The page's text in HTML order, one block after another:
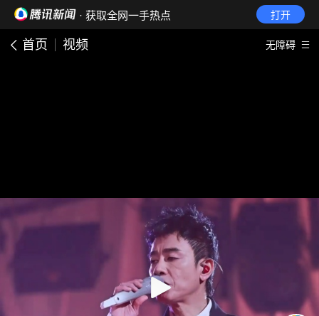
· 获取全网一手热点 打开
首页 视频 无障碍